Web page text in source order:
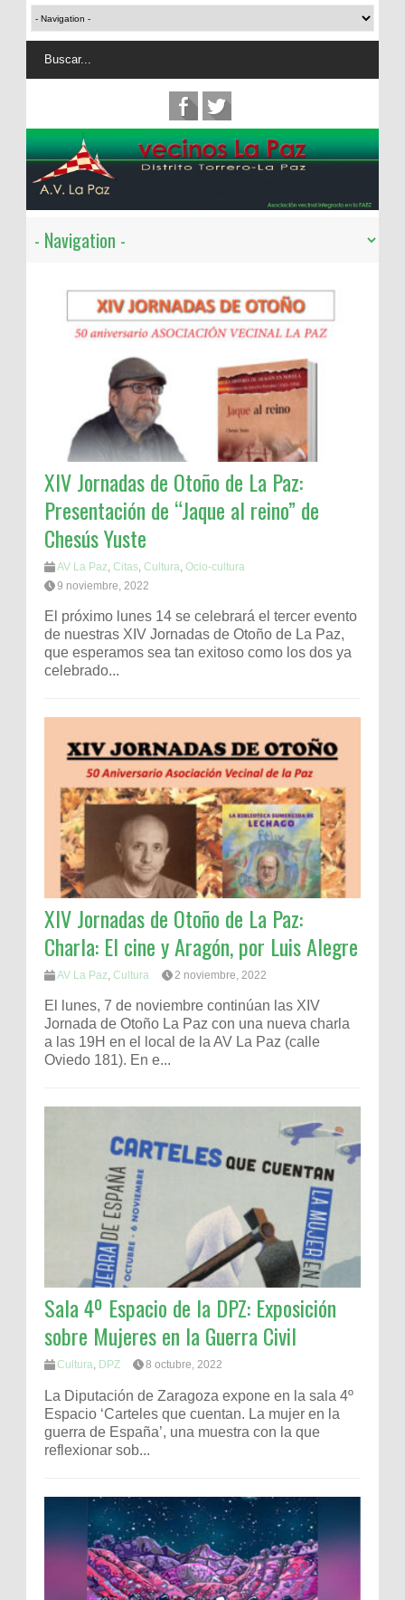
XIV Jornadas de Otoño de La Paz:
Presentación de “Jaque al reino” de
Chesús Yuste
AV La Paz, Citas, Cultura, Ocio-cultura
9 noviembre, 2022
El próximo lunes 14 se celebrará el tercer evento
de nuestras XIV Jornadas de Otoño de La Paz,
que esperamos sea tan exitoso como los dos ya
celebrado...
XIV Jornadas de Otoño de La Paz:
Charla: El cine y Aragón, por Luis Alegre
AV La Paz, Cultura 2 noviembre, 2022
El lunes, 7 de noviembre continúan las XIV
Jornada de Otoño La Paz con una nueva charla
a las 19H en el local de la AV La Paz (calle
Oviedo 181). En e...
Sala 4º Espacio de la DPZ: Exposición
sobre Mujeres en la Guerra Civil
Cultura, DPZ 8 octubre, 2022
La Diputación de Zaragoza expone en la sala 4º
Espacio ‘Carteles que cuentan. La mujer en la
guerra de España’, una muestra con la que
reflexionar sob...